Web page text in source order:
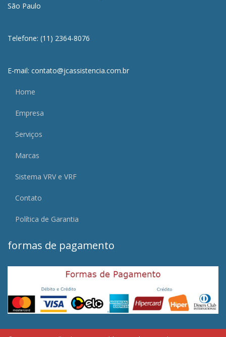
São Paulo
Telefone: (11) 2364-8076
E-mail: contato@jcassistencia.com.br
Home
Empresa
Serviços
Marcas
Sistema VRV e VRF
Contato
Política de Garantia
formas de pagamento